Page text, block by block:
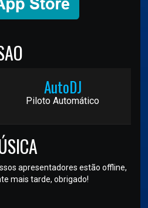
AutoDJ
Piloto Automático
apresentadores estão offline,
mais tarde, obrigado!